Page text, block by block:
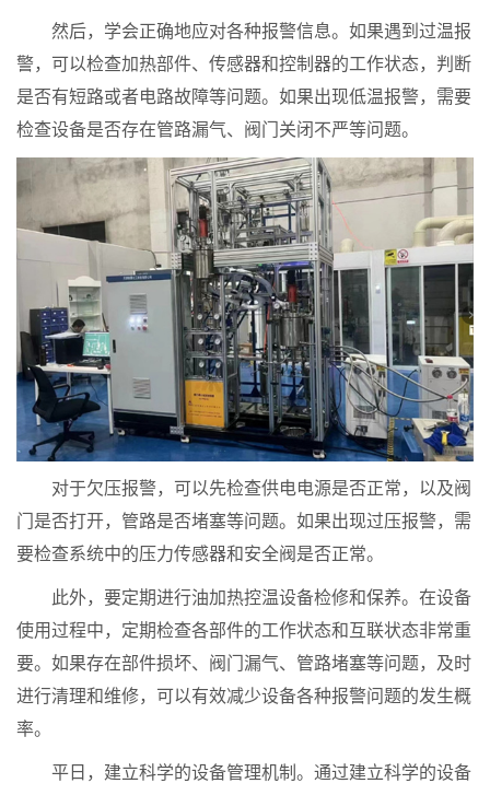
然后，学会正确地应对各种报警信息。如果遇到过温报
警，可以检查加热部件、传感器和控制器的工作状态，判断
是否有短路或者电路故障等问题。如果出现低温报警，需要
检查设备是否存在管路漏气、阀门关闭不严等问题。
对于欠压报警，可以先检查供电电源是否正常，以及阀
门是否打开，管路是否堵塞等问题。如果出现过压报警，需
要检查系统中的压力传感器和安全阀是否正常。
此外，要定期进行油加热控温设备检修和保养。在设备
使用过程中，定期检查各部件的工作状态和互联状态非常重
要。如果存在部件损坏、阀门漏气、管路堵塞等问题，及时
进行清理和维修，可以有效减少设备各种报警问题的发生概
率。
平日，建立科学的设备管理机制。通过建立科学的设备